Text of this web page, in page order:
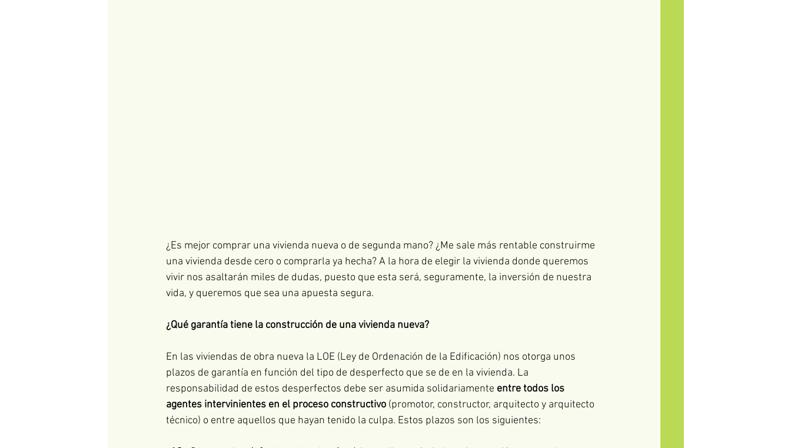
¿Es mejor comprar una vivienda nueva o de segunda mano? ¿Me sale más rentable construirme
una vivienda desde cero o comprarla ya hecha? A la hora de elegir la vivienda donde queremos
vivir nos asaltarán miles de dudas, puesto que esta será, seguramente, la inversión de nuestra
vida, y queremos que sea una apuesta segura.
¿Qué garantía tiene la construcción de una vivienda nueva?
En las viviendas de obra nueva la LOE (Ley de Ordenación de la Edificación) nos otorga unos
plazos de garantía en función del tipo de desperfecto que se de en la vivienda. La
responsabilidad de estos desperfectos debe ser asumida solidariamente entre todos los
agentes intervinientes en el proceso constructivo (promotor, constructor, arquitecto y arquitecto
técnico) o entre aquellos que hayan tenido la culpa. Estos plazos son los siguientes: